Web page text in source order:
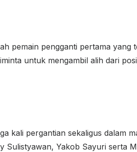
pemain pengganti pertama
untuk mengambil alih dari
kali pergantian sekaligus dalam
Sulistyawan, Yakob Sayuri serta